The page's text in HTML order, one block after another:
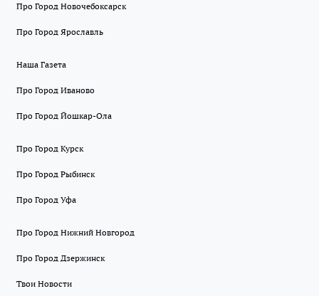
Про Город Новочебоксарск
Про Город Ярославль
Наша Газета
Про Город Иваново
Про Город Йошкар-Ола
Про Город Курск
Про Город Рыбинск
Про Город Уфа
Про Город Нижний Новгород
Про Город Дзержинск
Твои Новости